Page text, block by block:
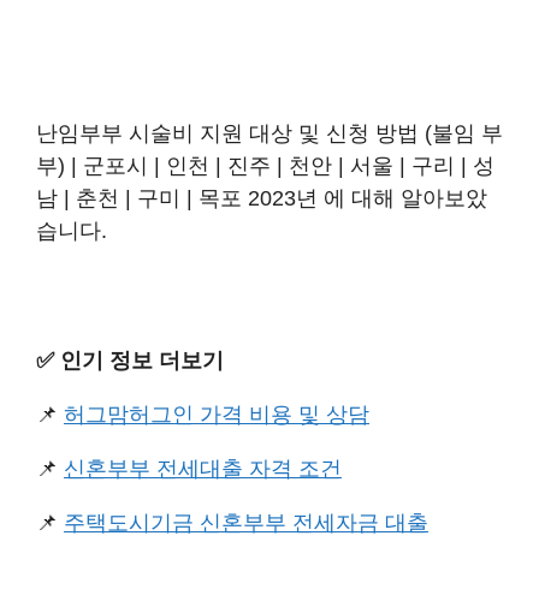
난임부부 시술비 지원 대상 및 신청 방법 (불임 부
부) | 군포시 | 인천 | 진주 | 천안 | 서울 | 구리 | 성
남 | 춘천 | 구미 | 목포 2023년 에 대해 알아보았
습니다.
✅️ 인기 정보 더보기
📌 허그맘허그인 가격 비용 및 상담
📌 신혼부부 전세대출 자격 조건
📌 주택도시기금 신혼부부 전세자금 대출